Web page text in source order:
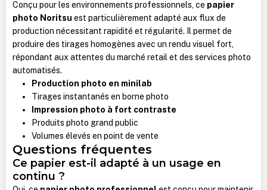
Conçu pour les environnements professionnels, ce papier
photo Noritsu est particulièrement adapté aux flux de
production nécessitant rapidité et régularité. Il permet de
produire des tirages homogènes avec un rendu visuel fort,
répondant aux attentes du marché retail et des services photo
automatisés.
Production photo en minilab
Tirages instantanés en borne photo
Impression photo à fort contraste
Produits photo grand public
Volumes élevés en point de vente
Questions fréquentes
Ce papier est-il adapté à un usage en
continu ?